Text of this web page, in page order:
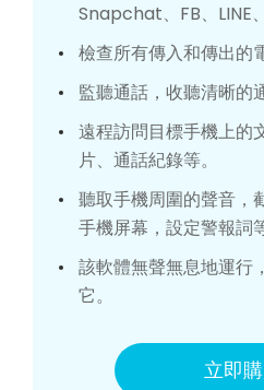
Snapchat、FB、LINE
檢查所有傳入和傳出的
監聽通話，收聽清晰的
遠程訪問目標手機上的
片、通話紀錄等。
聽取手機周圍的聲音，
手機屏幕，設定警報詞等
該軟體無聲無息地運行
它。
立即